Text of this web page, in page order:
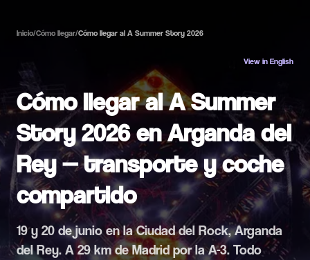
Inicio/Cómo llegar/Cómo llegar al A Summer Story 2026
View in English
Cómo llegar al A Summer
Story 2026 en Arganda del
Rey — transporte y coche
compartido
19 y 20 de junio en la Ciudad del Rock, Arganda
del Rey. A 29 km de Madrid por la A-3. Todo